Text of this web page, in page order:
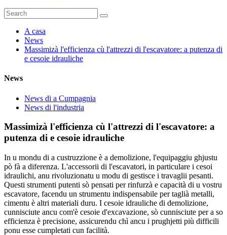
A casa
News
Massimizà l'efficienza cù l'attrezzi di l'escavatore: a putenza di
e cesoie idrauliche
News
News di a Cumpagnia
News di l'industria
Massimizà l'efficienza cù l'attrezzi di l'escavatore: a
putenza di e cesoie idrauliche
In u mondu di a custruzzione è a demolizione, l'equipaggiu ghjustu
pò fà a diferenza. L'accessorii di l'escavatori, in particulare i cesoi
idraulichi, anu rivoluzionatu u modu di gestisce i travaglii pesanti.
Questi strumenti putenti sò pensati per rinfurzà e capacità di u vostru
escavatore, facendu un strumentu indispensabile per taglià metalli,
cimentu è altri materiali duru. I cesoie idrauliche di demolizione,
cunnisciute ancu com'è cesoie d'excavazione, sò cunnisciute per a so
efficienza è precisione, assicurendu chì ancu i prughjetti più difficili
ponu esse cumpletati cun facilità.